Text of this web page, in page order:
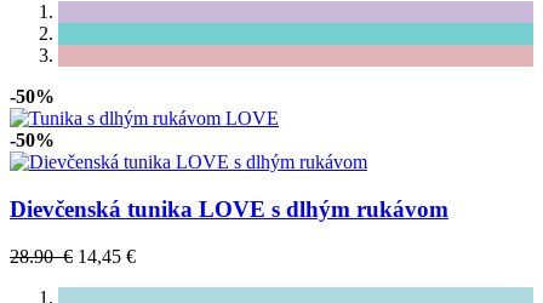
-50%
-50%
Dievčenská tunika LOVE s dlhým rukávom
28.90 € 14,45 €